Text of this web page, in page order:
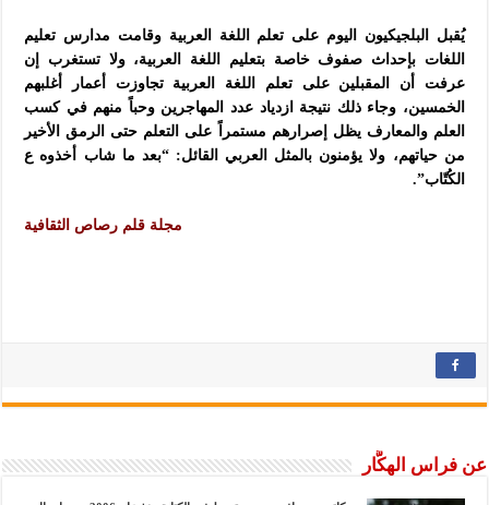
يُقبل البلجيكيون اليوم على تعلم اللغة العربية وقامت مدارس تعليم
اللغات بإحداث صفوف خاصة بتعليم اللغة العربية، ولا تستغرب إن
عرفت أن المقبلين على تعلم اللغة العربية تجاوزت أعمار أغلبهم
الخمسين، وجاء ذلك نتيجة ازدياد عدد المهاجرين وحباً منهم في كسب
العلم والمعارف يظل إصرارهم مستمراً على التعلم حتى الرمق الأخير
من حياتهم، ولا يؤمنون بالمثل العربي القائل: “بعد ما شاب أخذوه ع
الكُتّاب”.
مجلة قلم رصاص الثقافية
عن فراس الهكَّار